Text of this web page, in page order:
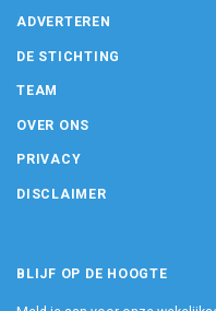
ADVERTEREN
DE STICHTING
TEAM
OVER ONS
PRIVACY
DISCLAIMER
BLIJF OP DE HOOGTE